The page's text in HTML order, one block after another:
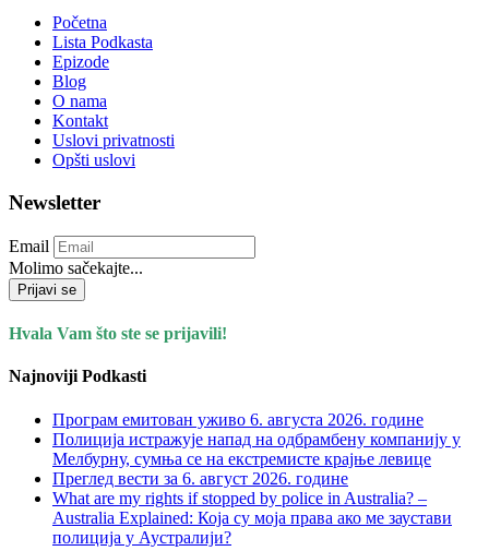
Početna
Lista Podkasta
Epizode
Blog
O nama
Kontakt
Uslovi privatnosti
Opšti uslovi
Newsletter
Email
Molimo sačekajte...
Prijavi se
Hvala Vam što ste se prijavili!
Najnoviji Podkasti
Програм емитован уживо 6. августа 2026. годинe
Полиција истражује напад на одбрамбену компанију у
Мелбурну, сумња се на екстремисте крајње левице
Преглед вести за 6. август 2026. године
What are my rights if stopped by police in Australia? –
Australia Explained: Која су моја права ако ме заустави
полиција у Аустралији?